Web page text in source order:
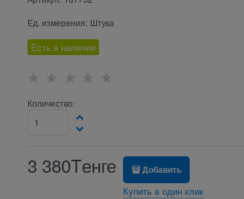
Ед. измерения: Штука
Есть в наличии
Количество:
3 380Tенге Добавить
Купить в один клик